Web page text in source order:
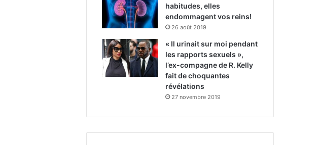
habitudes, elles
endommagent vos reins!
26 août 2019
« Il urinait sur moi pendant
les rapports sexuels »,
l’ex-compagne de R. Kelly
fait de choquantes
révélations
27 novembre 2019